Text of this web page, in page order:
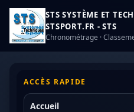
STS SYSTÈME ET
STSPORT.FR - STS
Chronométrage ·
ACCÈS RAPIDE
Accueil